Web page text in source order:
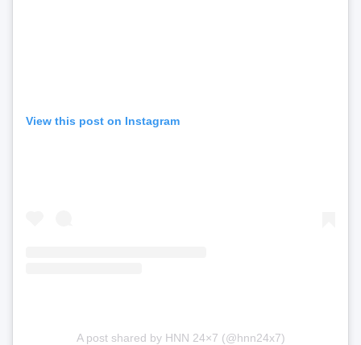
View this post on Instagram
A post shared by HNN 24×7 (@hnn24x7)